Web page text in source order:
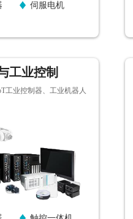
伺服电机
工业控制
工业控制器、工业机器人
按钮文本